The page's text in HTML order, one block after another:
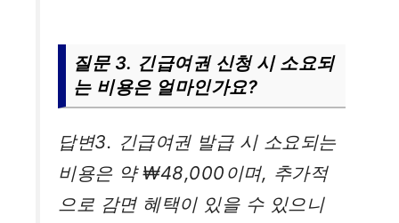
질문 3. 긴급여권 신청 시 소요되
는 비용은 얼마인가요?
답변3. 긴급여권 발급 시 소요되는
비용은 약 ₩48,000이며, 추가적
으로 감면 혜택이 있을 수 있으니